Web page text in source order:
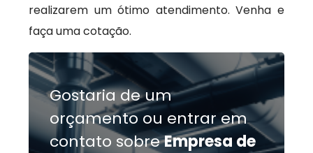
realizarem um ótimo atendimento. Venha e
faça uma cotação.
Gostaria de um
orçamento ou entrar em
contato sobreEmpresa de